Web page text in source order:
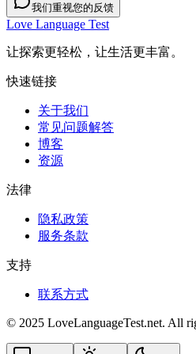
我们重视您的反馈
Love Language Test
让探索更轻松，让生活更丰富。
快速链接
关于我们
常见问题解答
博客
资源
法律
隐私政策
服务条款
支持
联系方式
© 2025 LoveLanguageTest.net. All